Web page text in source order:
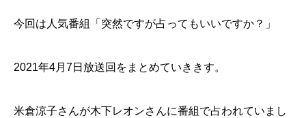
今回は人気番組「突然ですが占ってもいいですか？」
2021年4月7日放送回をまとめていききす。
米倉涼子さんが木下レオンさんに番組で占われていまし